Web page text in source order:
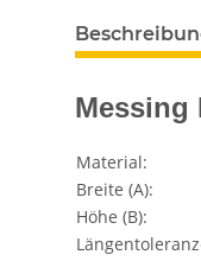
Messing
Material:
Breite (A):
Höhe (B):